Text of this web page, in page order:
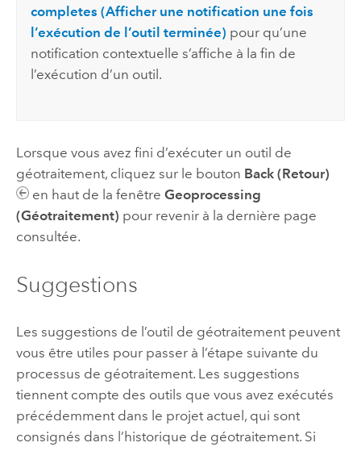
completes (Afficher une notification une fois
l’exécution de l’outil terminée) pour qu’une
notification contextuelle s’affiche à la fin de
l’exécution d’un outil.
Lorsque vous avez fini d’exécuter un outil de
géotraitement, cliquez sur le bouton Back (Retour)
en haut de la fenêtre Geoprocessing
(Géotraitement) pour revenir à la dernière page
consultée.
Suggestions
Les suggestions de l’outil de géotraitement peuvent
vous être utiles pour passer à l’étape suivante du
processus de géotraitement. Les suggestions
tiennent compte des outils que vous avez exécutés
précédemment dans le projet actuel, qui sont
consignés dans l’historique de géotraitement. Si